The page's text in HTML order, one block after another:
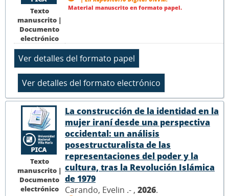
Texto
manuscrito |
Documento
electrónico
Material manuscrito en formato papel.
Texto
manuscrito |
Documento
electrónico
La construcción de la identidad en la
mujer iraní desde una perspectiva
occidental: un análisis
posestructuralista de las
representaciones del poder y la
cultura, tras la Revolución Islámica
de 1979
Carando, Evelin .- , 2026.